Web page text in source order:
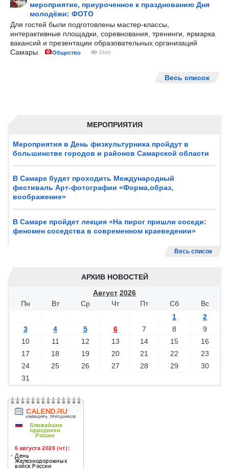
МЕРОПРИЯТИЯ
Мероприятия в День физкультурника пройдут в
большинстве городов и районов Самарской области
В Самаре будет проходить Международный
фестиваль Арт-фотографии «Форма,образ,
воображение»
В Самаре пройдет лекция «На пирог пришли соседи:
феномен соседства в современном краеведении»
Весь список
АРХИВ НОВОСТЕЙ
Август 2026
Пн
Вт Ср Чт Пт Сб
Вс
1
2
3
4 5 6 7 8
9
10
11 12 13 14 15
16
17
18 19 20 21 22
23
24
25 26 27 28 29
30
31
мероприятие, приуроченное к празднованию Дня
молодёжи: ФОТО
Для гостей были подготовлены мастер-классы,
интерактивные площадки, соревнования, тренинги, ярмарка
вакансий и презентации образовательных организаций
Самары.
Общество 2946
Весь список